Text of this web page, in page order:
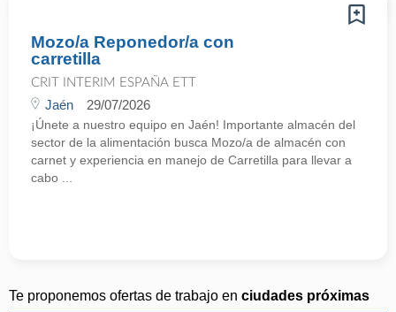
Mozo/a Reponedor/a con
carretilla
CRIT INTERIM ESPAÑA ETT
Jaén 29/07/2026
¡Únete a nuestro equipo en Jaén! Importante almacén del
sector de la alimentación busca Mozo/a de almacén con
carnet y experiencia en manejo de Carretilla para llevar a
cabo ...
Te proponemos ofertas de trabajo en ciudades próximas